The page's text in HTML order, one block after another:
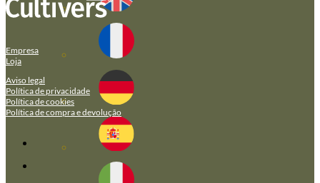
Empresa
Loja
Aviso legal
Política de privacidade
Política de cookies
Política de compra e devolução